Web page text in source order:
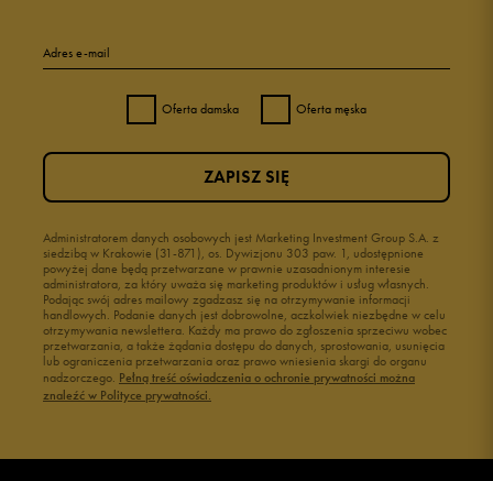
Adres e-mail
Oferta damska Oferta męska
Administratorem danych osobowych jest Marketing Investment Group S.A. z
siedzibą w Krakowie (31-871), os. Dywizjonu 303 paw. 1, udostępnione
powyżej dane będą przetwarzane w prawnie uzasadnionym interesie
administratora, za który uważa się marketing produktów i usług własnych.
Podając swój adres mailowy zgadzasz się na otrzymywanie informacji
handlowych. Podanie danych jest dobrowolne, aczkolwiek niezbędne w celu
otrzymywania newslettera. Każdy ma prawo do zgłoszenia sprzeciwu wobec
przetwarzania, a także żądania dostępu do danych, sprostowania, usunięcia
lub ograniczenia przetwarzania oraz prawo wniesienia skargi do organu
nadzorczego. Pełną treść oświadczenia o ochronie prywatności można
znaleźć w Polityce prywatności.
ZAPISZ SIĘ